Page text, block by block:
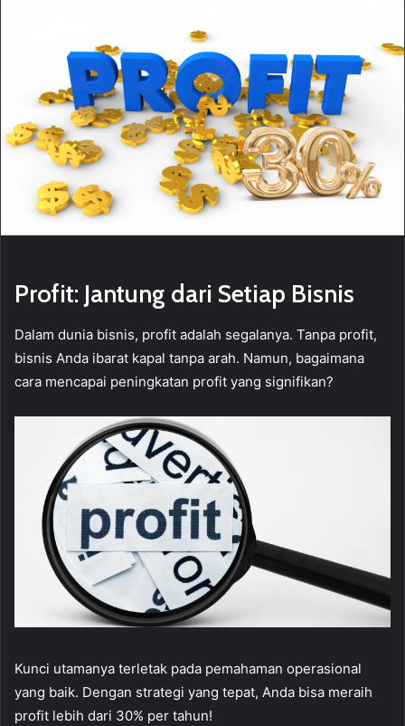
Profit: Jantung dari Setiap Bisnis
Dalam dunia bisnis, profit adalah segalanya. Tanpa profit,
bisnis Anda ibarat kapal tanpa arah. Namun, bagaimana
cara mencapai peningkatan profit yang signifikan?
Kunci utamanya terletak pada pemahaman operasional
yang baik. Dengan strategi yang tepat, Anda bisa meraih
profit lebih dari 30% per tahun!